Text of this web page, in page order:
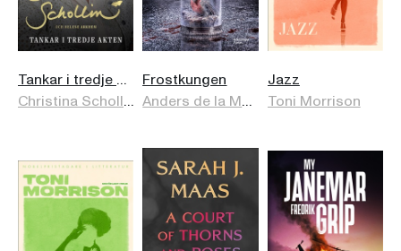
Tankar i tredje akten
Christina Schollin Helene Arkhem
Frostkungen
Anders de la Motte
Jazz
Toni Morrison